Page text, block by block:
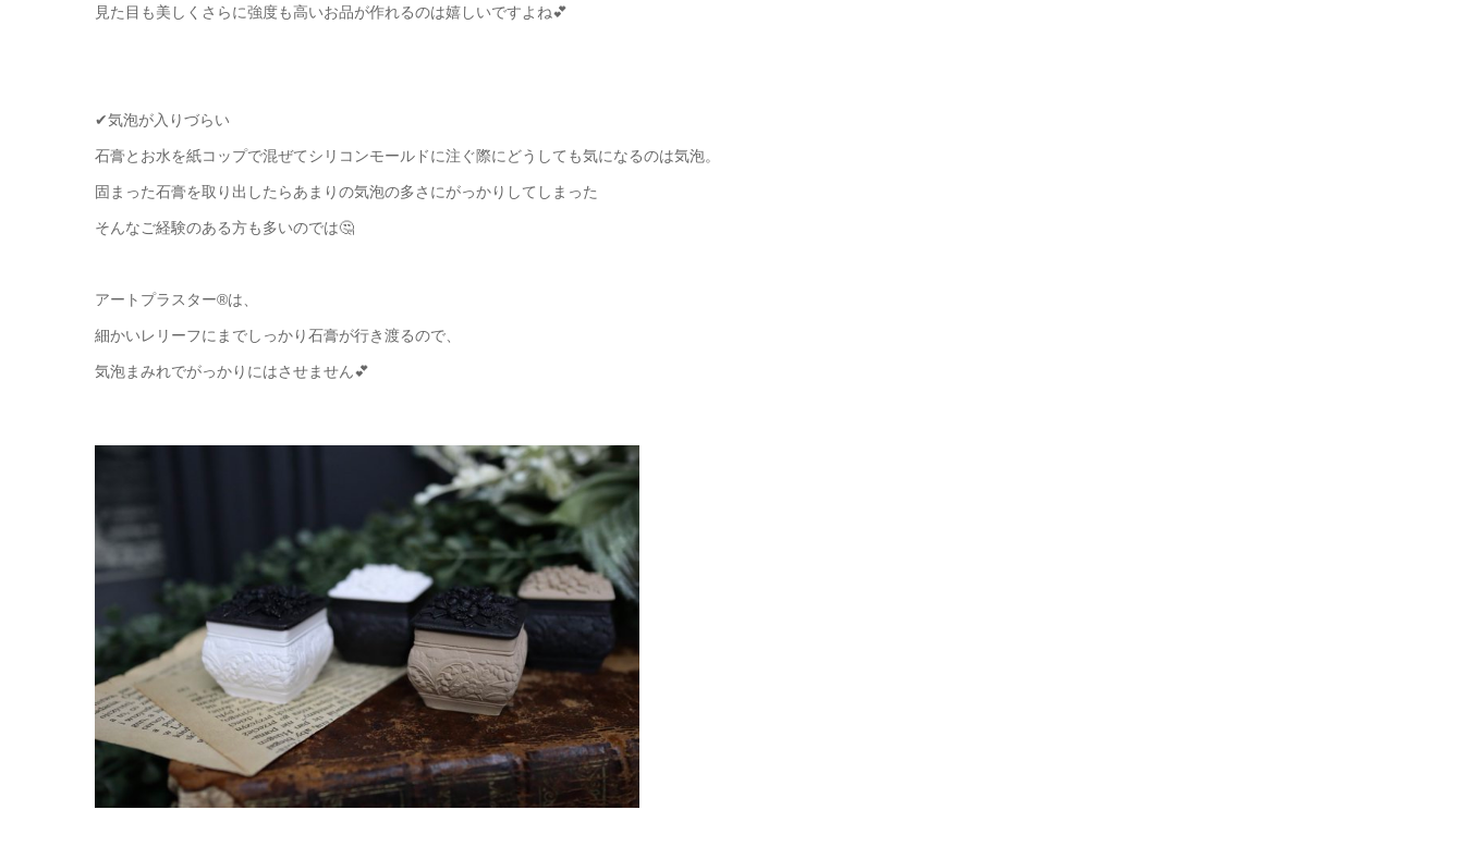
見た目も美しくさらに強度も高いお品が作れるのは嬉しいですよね💕
✔気泡が入りづらい
石膏とお水を紙コップで混ぜてシリコンモールドに注ぐ際にどうしても気になるのは気泡。
固まった石膏を取り出したらあまりの気泡の多さにがっかりしてしまった
そんなご経験のある方も多いのでは🤔
アートプラスター®は、
細かいレリーフにまでしっかり石膏が行き渡るので、
気泡まみれでがっかりにはさせません💕